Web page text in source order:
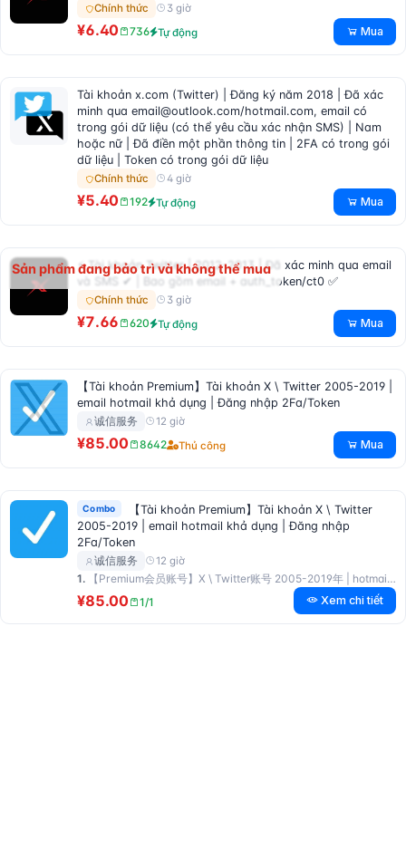
Chính thức 3 giờ
¥6.40 736 Tự động Mua
Tài khoản x.com (Twitter) | Đăng ký năm 2018 | Đã xác
minh qua email@outlook.com/hotmail.com, email có
trong gói dữ liệu (có thể yêu cầu xác nhận SMS) | Nam
hoặc nữ | Đã điền một phần thông tin | 2FA có trong gói
dữ liệu | Token có trong gói dữ liệu
Chính thức 4 giờ
¥5.40 192 Tự động Mua
⚡ Tài khoản Twitter | 2012-2013 | Đã xác minh qua email
và SMS ✔ | Bao gồm email + auth_token/ct0 ✅
Chính thức 3 giờ
¥7.66 620 Tự động Mua
Sản phẩm đang bảo trì và không thể mua
【Tài khoản Premium】Tài khoản X \ Twitter 2005-2019 |
email hotmail khả dụng | Đăng nhập 2Fa/Token
诚信服务 12 giờ
¥85.00 8642 Thủ công Mua
Combo
【Tài khoản Premium】Tài khoản X \ Twitter
2005-2019 | email hotmail khả dụng | Đăng nhập
2Fa/Token
诚信服务 12 giờ
1. 【Premium会员账号】X \ Twitter账号 2005-2019年 | hotmail邮箱可用 | 开通2Fa/Token登录
¥85.00 1/1 Xem chi tiết